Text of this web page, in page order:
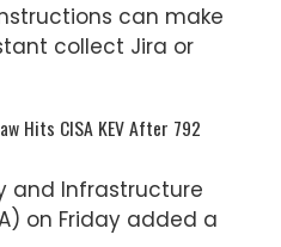
can make
collect Jira or
Hits CISA KEV After 792
and Infrastructure
on Friday added a